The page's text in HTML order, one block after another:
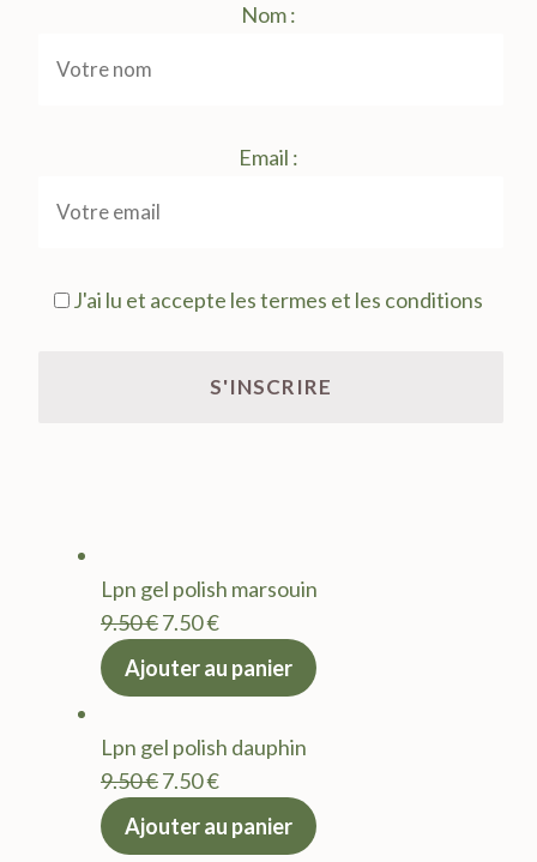
Nom :
Email :
J'ai lu et accepte les termes et les conditions
Lpn gel polish marsouin
9.50€Le
prix
9.50 €.
7.50€Le
actuel
7.50 €.
Ajouter au panier
Lpn gel polish dauphin
9.50€Le
prix
7.50€Le
actuel
Ajouter au panier